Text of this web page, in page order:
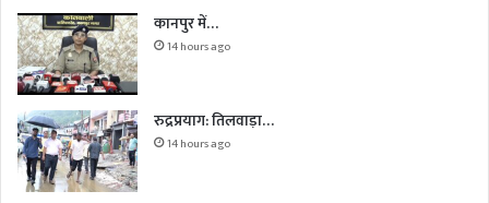
कानपुर में…
14 hours ago
रुद्रप्रयाग: तिलवाड़ा…
14 hours ago